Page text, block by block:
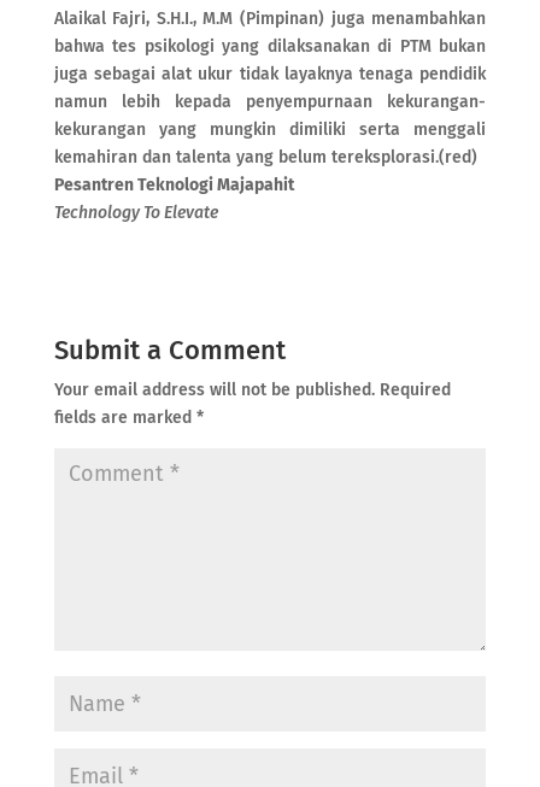
Alaikal Fajri, S.H.I., M.M (Pimpinan) juga menambahkan
bahwa tes psikologi yang dilaksanakan di PTM bukan
juga sebagai alat ukur tidak layaknya tenaga pendidik
namun lebih kepada penyempurnaan kekurangan-
kekurangan yang mungkin dimiliki serta menggali
kemahiran dan talenta yang belum tereksplorasi.(red)
Pesantren Teknologi Majapahit
Technology To Elevate
Submit a Comment
Your email address will not be published. Required
fields are marked *